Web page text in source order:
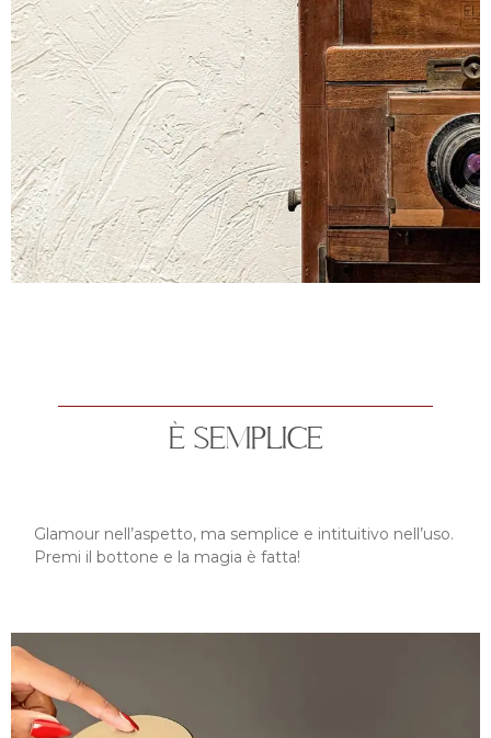
È SEMPLICE
Glamour nell’aspetto, ma semplice e intituitivo nell’uso.
Premi il bottone e la magia è fatta!